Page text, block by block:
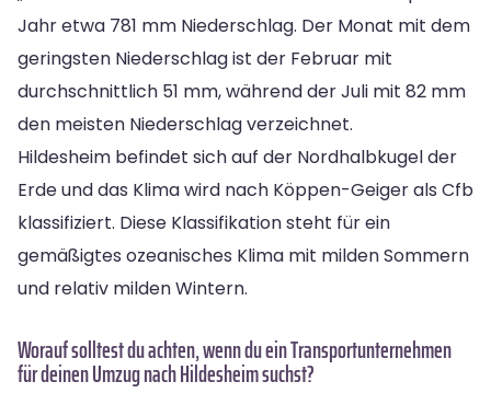
Jahr etwa 781 mm Niederschlag. Der Monat mit dem
geringsten Niederschlag ist der Februar mit
durchschnittlich 51 mm, während der Juli mit 82 mm
den meisten Niederschlag verzeichnet.
Hildesheim befindet sich auf der Nordhalbkugel der
Erde und das Klima wird nach Köppen-Geiger als Cfb
klassifiziert. Diese Klassifikation steht für ein
gemäßigtes ozeanisches Klima mit milden Sommern
und relativ milden Wintern.
Worauf solltest du achten, wenn du ein Transportunternehmen
für deinen Umzug nach Hildesheim suchst?